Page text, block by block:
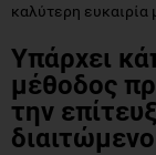
καλύτερη ευκαιρία
Υπάρχει
μέθοδος
την